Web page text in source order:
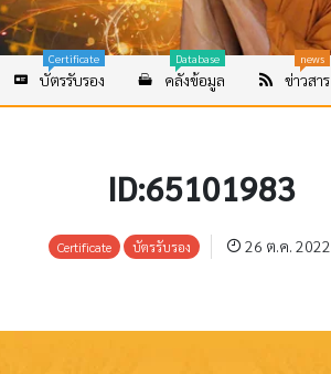
บัตรรับรอง
Certificate
คลังข้อมูล
Database
ข่าวสาร
news
ID:65101983
Certificate บัตรรับรอง 26 ต.ค. 2022